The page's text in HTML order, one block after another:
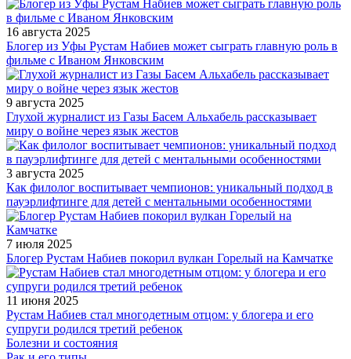
16 августа 2025
Блогер из Уфы Рустам Набиев может сыграть главную роль в
фильме с Иваном Янковским
9 августа 2025
Глухой журналист из Газы Басем Альхабель рассказывает
миру о войне через язык жестов
3 августа 2025
Как филолог воспитывает чемпионов: уникальный подход в
пауэрлифтинге для детей с ментальными особенностями
7 июля 2025
Блогер Рустам Набиев покорил вулкан Горелый на Камчатке
11 июня 2025
Рустам Набиев стал многодетным отцом: у блогера и его
супруги родился третий ребенок
Болезни и состояния